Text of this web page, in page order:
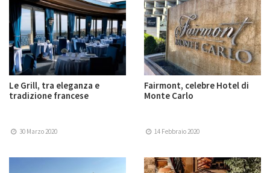
Le Grill, tra eleganza e
tradizione francese
30 Marzo 2020
Fairmont, celebre Hotel di
Monte Carlo
14 Febbraio 2020